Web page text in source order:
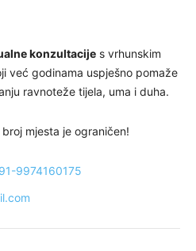
konzultacije s vrhunskim
već godinama uspješno pomaže
ravnoteže tijela, uma i duha.
broj mjesta je ograničen!
9974160175